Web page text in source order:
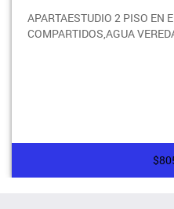
APARTAESTUDIO 2 PISO EN
COMPARTIDOS,AGUA